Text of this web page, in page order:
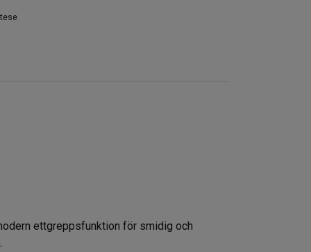
ettgreppsfunktion för smidig och